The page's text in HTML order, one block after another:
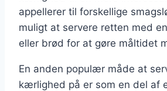
appellerer til forskellige
muligt at servere retten med
eller brød for at gøre måltidet
En anden populær måde at
kærlighed på er som en del af